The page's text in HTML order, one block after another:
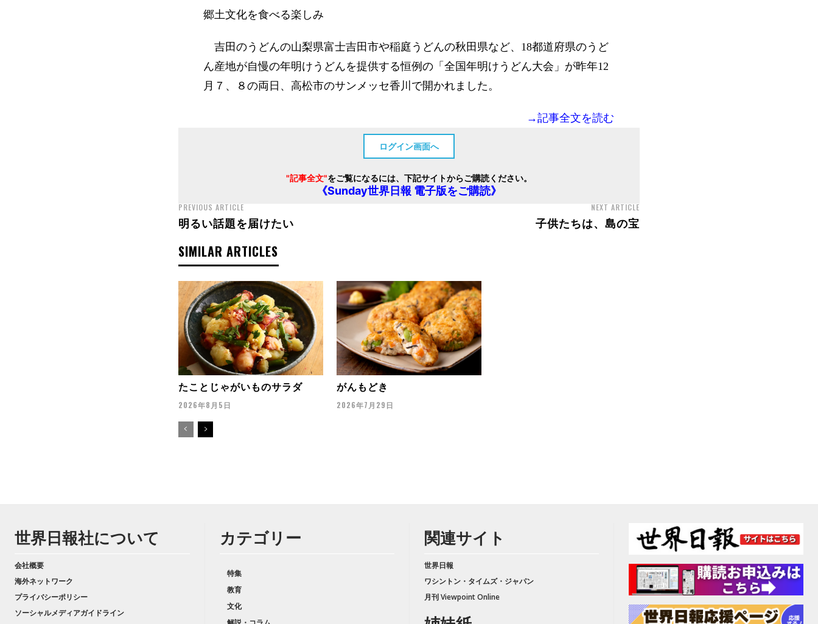
郷土文化を食べる楽しみ
吉田のうどんの山梨県富士吉田市や稲庭うどんの秋田県など、18都道府県のうど
ん産地が自慢の年明けうどんを提供する恒例の「全国年明けうどん大会」が昨年12
月７、８の両日、高松市のサンメッセ香川で開かれました。
→記事全文を読む
ログイン画面へ
"記事全文"をご覧になるには、下記サイトからご購読ください。
《Sunday世界日報 電子版をご購読》
PREVIOUS ARTICLE
明るい話題を届けたい
NEXT ARTICLE
子供たちは、島の宝
SIMILAR ARTICLES
たことじゃがいものサラダ
2026年8月5日
がんもどき
2026年7月29日
世界日報社について
会社概要
海外ネットワーク
プライバシーポリシー
ソーシャルメディアガイドライン
カテゴリー
特集
教育
文化
関連サイト
世界日報
ワシントン・タイムズ・ジャパン
月刊 Viewpoint Online